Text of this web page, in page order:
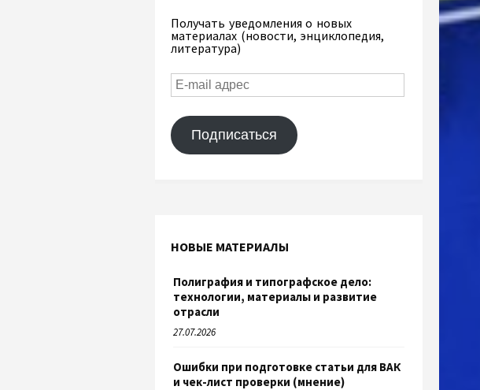
Получать уведомления о новых
материалах (новости, энциклопедия,
литература)
Подписаться
НОВЫЕ МАТЕРИАЛЫ
Полиграфия и типографское дело:
технологии, материалы и развитие
отрасли
27.07.2026
Ошибки при подготовке статьи для ВАК
и чек-лист проверки (мнение)